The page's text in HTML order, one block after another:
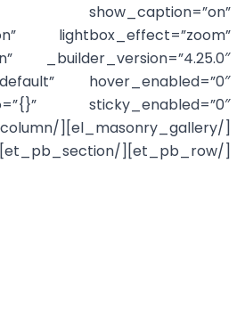
show_caption=”on”
lightbox_effect=”zoom”
_builder_version=”4.25.0″
hover_enabled=”0″
[/et_pb_row][/et_pb_section]